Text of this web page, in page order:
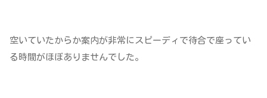
空いていたからか案内が非常にスピーディで待合で座ってい
る時間がほぼありませんでした。